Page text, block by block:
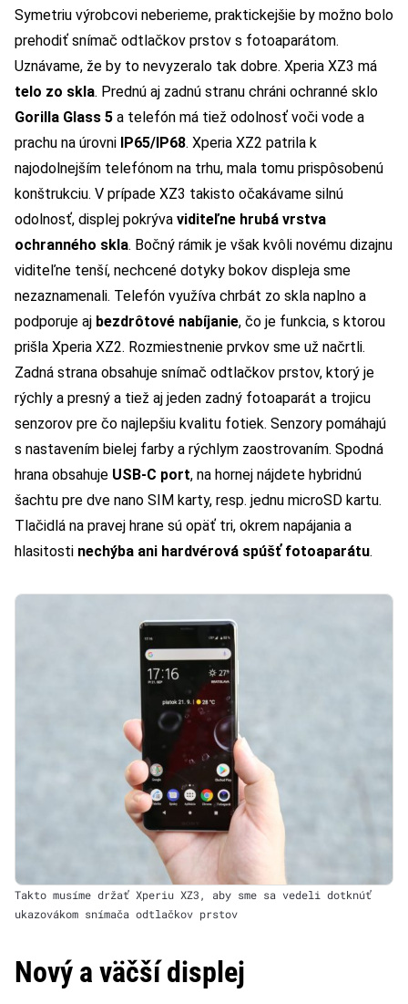
Symetriu výrobcovi neberieme, praktickejšie by možno bolo
prehodiť snímač odtlačkov prstov s fotoaparátom.
Uznávame, že by to nevyzeralo tak dobre. Xperia XZ3 má
telo zo skla. Prednú aj zadnú stranu chráni ochranné sklo
Gorilla Glass 5 a telefón má tiež odolnosť voči vode a
prachu na úrovni IP65/IP68. Xperia XZ2 patrila k
najodolnejším telefónom na trhu, mala tomu prispôsobenú
konštrukciu. V prípade XZ3 takisto očakávame silnú
odolnosť, displej pokrýva viditeľne hrubá vrstva
ochranného skla. Bočný rámik je však kvôli novému dizajnu
viditeľne tenší, nechcené dotyky bokov displeja sme
nezaznamenali. Telefón využíva chrbát zo skla naplno a
podporuje aj bezdrôtové nabíjanie, čo je funkcia, s ktorou
prišla Xperia XZ2. Rozmiestnenie prvkov sme už načrtli.
Zadná strana obsahuje snímač odtlačkov prstov, ktorý je
rýchly a presný a tiež aj jeden zadný fotoaparát a trojicu
senzorov pre čo najlepšiu kvalitu fotiek. Senzory pomáhajú
s nastavením bielej farby a rýchlym zaostrovaním. Spodná
hrana obsahuje USB-C port, na hornej nájdete hybridnú
šachtu pre dve nano SIM karty, resp. jednu microSD kartu.
Tlačidlá na pravej hrane sú opäť tri, okrem napájania a
hlasitosti nechýba ani hardvérová spúšť fotoaparátu.
Takto musíme držať Xperiu XZ3, aby sme sa vedeli dotknúť
ukazovákom snímača odtlačkov prstov
Nový a väčší displej